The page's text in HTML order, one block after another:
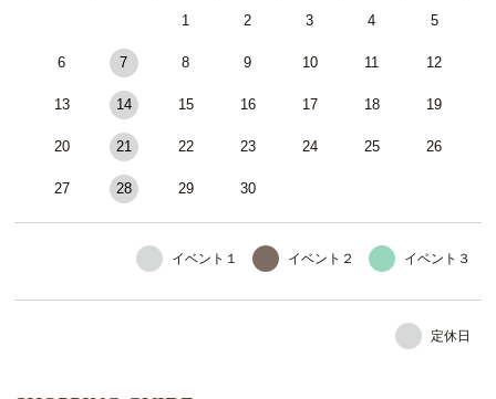
1 2 3 4 5
6 7 8 9 10 11 12
13 14 15 16 17 18 19
20 21 22 23 24 25 26
27 28 29 30
イベント１ イベント２ イベント３
定休日